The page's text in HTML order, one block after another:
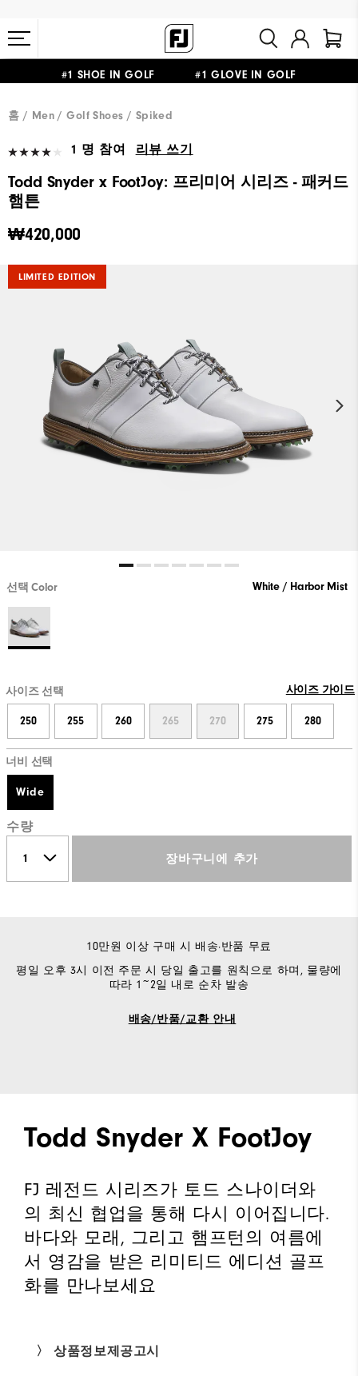
#1 SHOE IN GOLF #1 GLOVE IN GOLF
홈 Men Golf Shoes Spiked
1 명 참여 리뷰 쓰기
Todd Snyder x FootJoy: 프리미어 시리즈 - 패커드
햄튼
₩420,000
LIMITED EDITION
선택 Color White / Harbor Mist
사이즈 선택 사이즈 가이드
250 255 260 265 270 275 280
너비 선택
Wide
수량
장바구니에 추가
10만원 이상 구매 시 배송·반품 무료
평일 오후 3시 이전 주문 시 당일 출고를 원칙으로 하며, 물량에
따라 1~2일 내로 순차 발송
배송/반품/교환 안내
Todd Snyder X FootJoy
FJ 레전드 시리즈가 토드 스나이더와
의 최신 협업을 통해 다시 이어집니다.
바다와 모래, 그리고 햄프턴의 여름에
서 영감을 받은 리미티드 에디션 골프
화를 만나보세요
〉 상품정보제공고시